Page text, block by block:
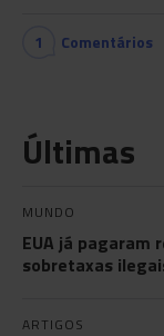
1 Comentários
Últimas
MUNDO
EUA já pagaram
sobretaxas
ARTIGOS